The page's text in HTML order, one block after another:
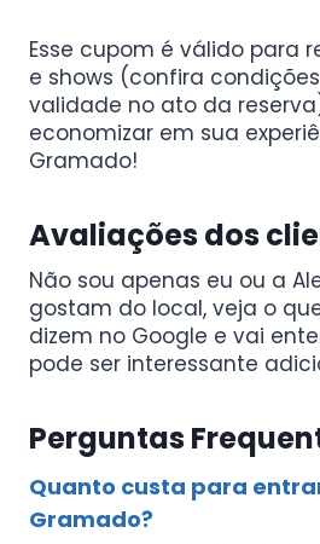
Esse cupom é válido para
e shows (confira
validade no ato da
economizar em sua
Gramado!
Avaliações dos
Não sou apenas eu ou a
gostam do local, veja o
dizem no Google e vai
pode ser interessante
Perguntas
Quanto custa para
Gramado?